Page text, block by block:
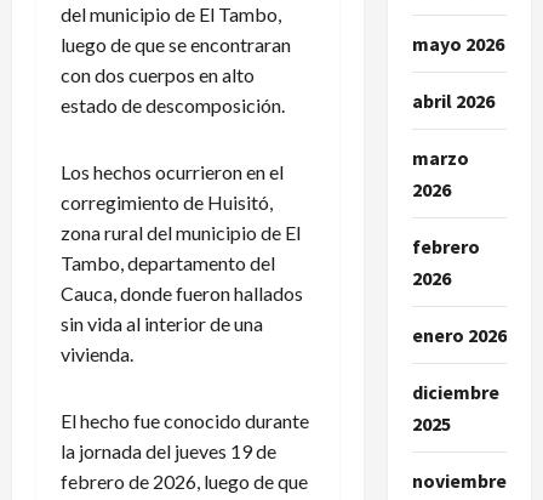
del municipio de El Tambo,
luego de que se encontraran
con dos cuerpos en alto
estado de descomposición.
Los hechos ocurrieron en el
corregimiento de Huisitó,
zona rural del municipio de El
Tambo, departamento del
Cauca, donde fueron hallados
sin vida al interior de una
vivienda.
El hecho fue conocido durante
la jornada del jueves 19 de
febrero de 2026, luego de que
mayo 2026
abril 2026
marzo
2026
febrero
2026
enero 2026
diciembre
2025
noviembre